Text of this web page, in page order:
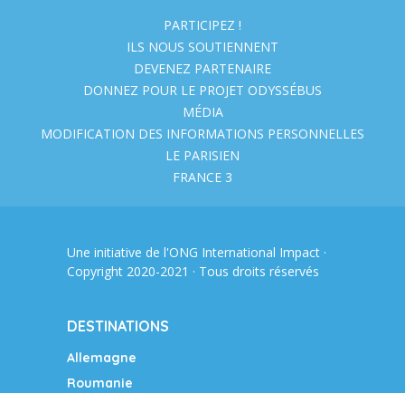
PARTICIPEZ !
ILS NOUS SOUTIENNENT
DEVENEZ PARTENAIRE
DONNEZ POUR LE PROJET ODYSSÉBUS
MÉDIA
MODIFICATION DES INFORMATIONS PERSONNELLES
LE PARISIEN
FRANCE 3
Une initiative de l'ONG International Impact ·
Copyright 2020-2021 · Tous droits réservés
DESTINATIONS
Allemagne
Roumanie